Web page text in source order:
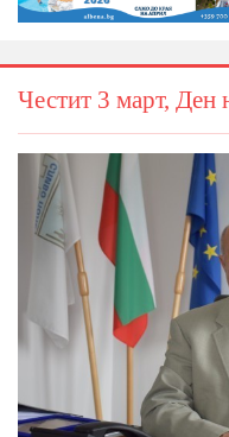
Честит 3 март, Ден